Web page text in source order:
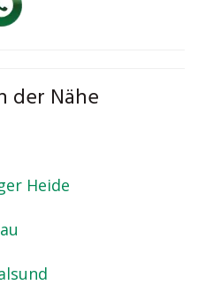
der Nähe
Heide